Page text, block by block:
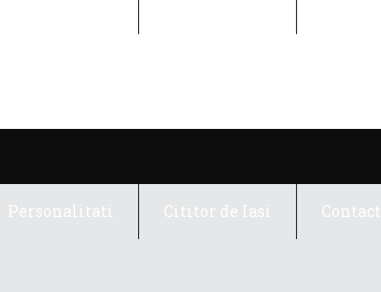
Personalitati Cititor de Iasi Contact